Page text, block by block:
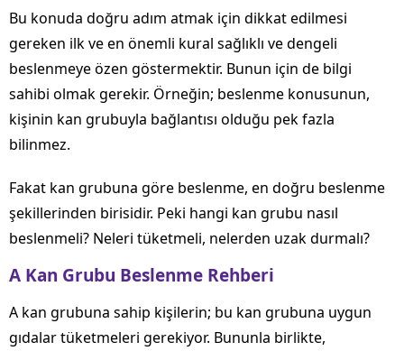
Bu konuda doğru adım atmak için dikkat edilmesi
gereken ilk ve en önemli kural sağlıklı ve dengeli
beslenmeye özen göstermektir. Bunun için de bilgi
sahibi olmak gerekir. Örneğin; beslenme konusunun,
kişinin kan grubuyla bağlantısı olduğu pek fazla
bilinmez.
Fakat kan grubuna göre beslenme, en doğru beslenme
şekillerinden birisidir. Peki hangi kan grubu nasıl
beslenmeli? Neleri tüketmeli, nelerden uzak durmalı?
A Kan Grubu Beslenme Rehberi
A kan grubuna sahip kişilerin; bu kan grubuna uygun
gıdalar tüketmeleri gerekiyor. Bununla birlikte,